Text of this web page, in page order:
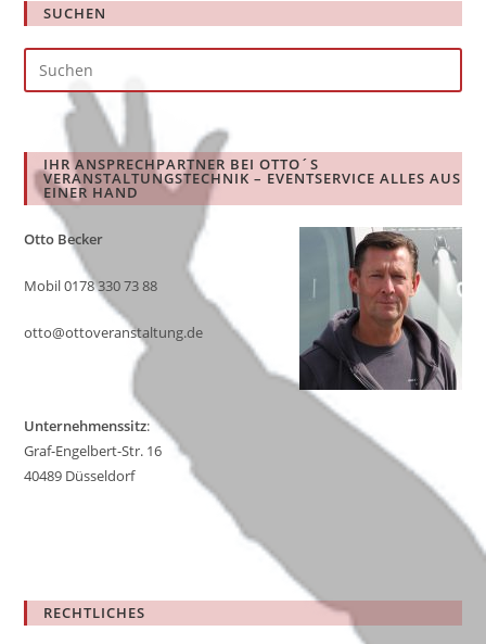
SUCHEN
IHR ANSPRECHPARTNER BEI OTTO´S
VERANSTALTUNGSTECHNIK – EVENTSERVICE ALLES AUS
EINER HAND
Otto Becker
Mobil 0178 330 73 88
otto@ottoveranstaltung.de
Unternehmenssitz:
Graf-Engelbert-Str. 16
40489 Düsseldorf
RECHTLICHES